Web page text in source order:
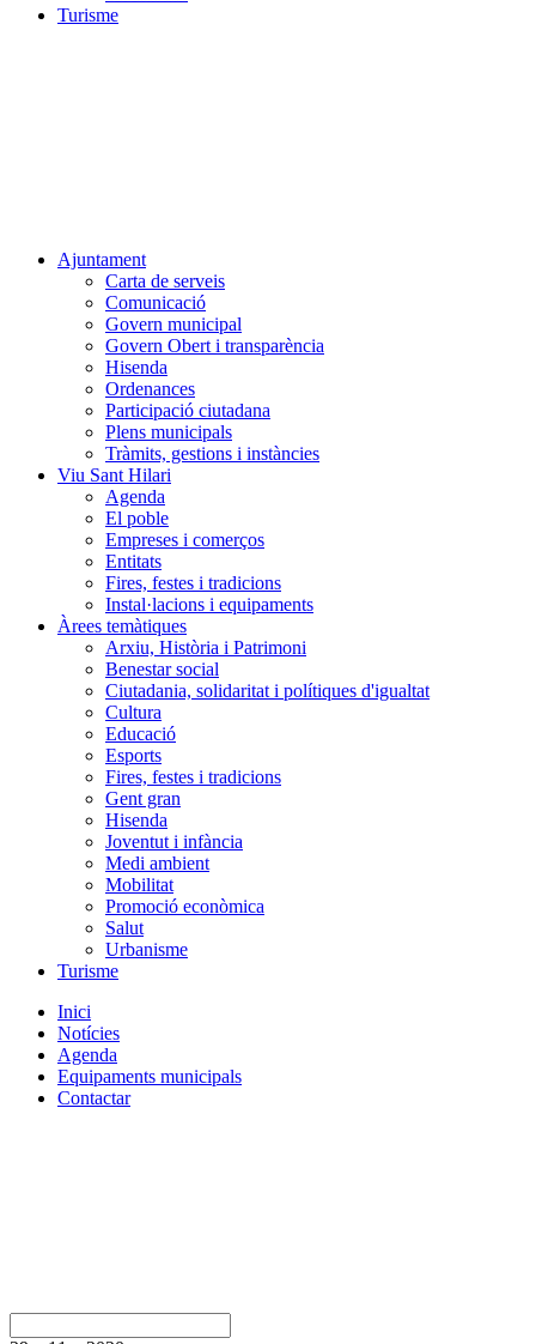
Turisme
Ajuntament
Carta de serveis
Comunicació
Govern municipal
Govern Obert i transparència
Hisenda
Ordenances
Participació ciutadana
Plens municipals
Tràmits, gestions i instàncies
Viu Sant Hilari
Agenda
El poble
Empreses i comerços
Entitats
Fires, festes i tradicions
Instal·lacions i equipaments
Àrees temàtiques
Arxiu, Història i Patrimoni
Benestar social
Ciutadania, solidaritat i polítiques d'igualtat
Cultura
Educació
Esports
Fires, festes i tradicions
Gent gran
Hisenda
Joventut i infància
Medi ambient
Mobilitat
Promoció econòmica
Salut
Urbanisme
Turisme
Inici
Notícies
Agenda
Equipaments municipals
Contactar